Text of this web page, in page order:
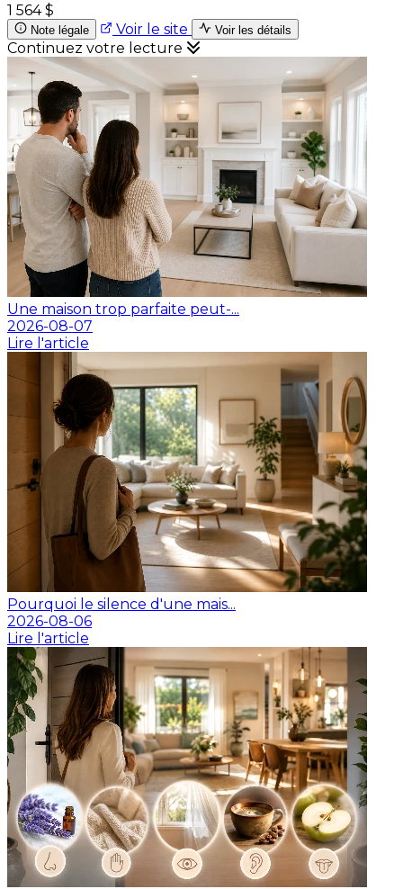
1 564 $
Note légale Voir le site Voir les détails
Continuez votre lecture
Une maison trop parfaite peut-...
2026-08-07
Lire l'article
Pourquoi le silence d'une mais...
2026-08-06
Lire l'article